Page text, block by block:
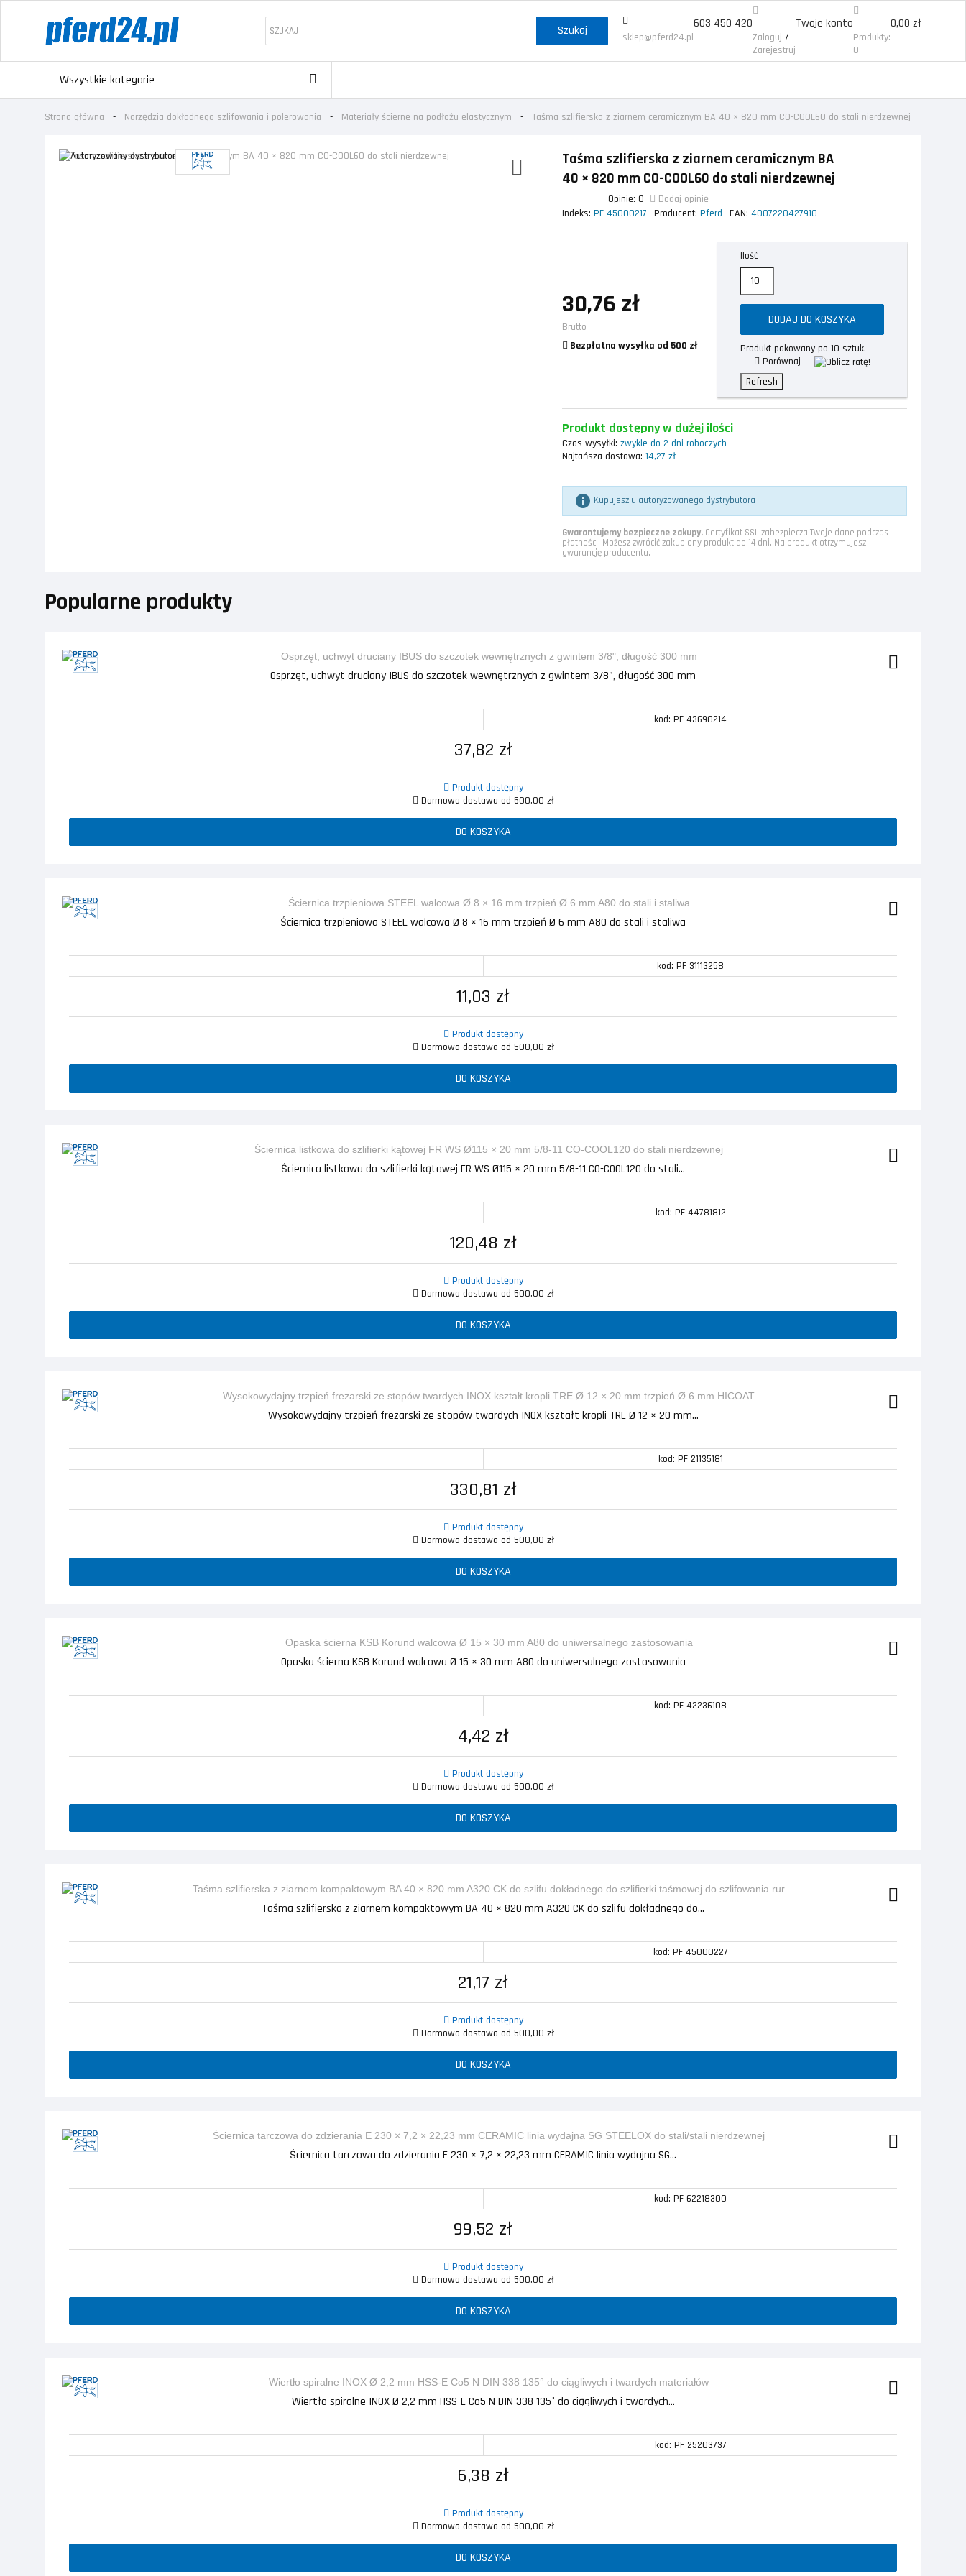
Szukaj 603 450 420
sklep@pferd24.pl
Twoje konto
Zaloguj /
Zarejestruj
0,00 zł
Produkty:
0
Wszystkie kategorie
Strona główna Narzędzia dokładnego szlifowania i polerowania Materiały ścierne na podłożu elastycznym Taśma szlifierska z ziarnem ceramicznym BA 40 × 820 mm CO-COOL60 do stali nierdzewnej
Taśma szlifierska z ziarnem ceramicznym BA
40 × 820 mm CO-COOL60 do stali nierdzewnej
Opinie: 0
Dodaj opinię
Indeks: PF 45000217 Producent: Pferd EAN: 4007220427910
30,76 zł
Brutto
Bezpłatna wysyłka od 500 zł
Ilość
DODAJ DO KOSZYKA
Produkt pakowany po 10 sztuk.
Porównaj
Produkt dostępny w dużej ilości
Czas wysyłki: zwykle do 2 dni roboczych
Najtańsza dostawa: 14,27 zł
 Kupujesz u autoryzowanego dystrybutora
Gwarantujemy bezpieczne zakupy.Certyfikat SSL zabezpiecza Twoje dane podczas
płatności. Możesz zwrócić zakupiony produkt do 14 dni. Na produkt otrzymujesz
gwarancję producenta.
Popularne produkty
Osprzęt, uchwyt druciany IBUS do szczotek wewnętrznych z gwintem 3/8", długość 300 mm
kod: PF 43690214
37,82 zł
Produkt dostępny
Darmowa dostawa od 500,00 zł
DO KOSZYKA
Ściernica trzpieniowa STEEL walcowa Ø 8 × 16 mm trzpień Ø 6 mm A80 do stali i staliwa
kod: PF 31113258
11,03 zł
Produkt dostępny
Darmowa dostawa od 500,00 zł
DO KOSZYKA
Ściernica listkowa do szlifierki kątowej FR WS Ø115 × 20 mm 5/8-11 CO-COOL120 do stali...
kod: PF 44781812
120,48 zł
Produkt dostępny
Darmowa dostawa od 500,00 zł
DO KOSZYKA
Wysokowydajny trzpień frezarski ze stopów twardych INOX kształt kropli TRE Ø 12 × 20 mm...
kod: PF 21135181
330,81 zł
Produkt dostępny
Darmowa dostawa od 500,00 zł
DO KOSZYKA
Opaska ścierna KSB Korund walcowa Ø 15 × 30 mm A80 do uniwersalnego zastosowania
kod: PF 42236108
4,42 zł
Produkt dostępny
Darmowa dostawa od 500,00 zł
DO KOSZYKA
Taśma szlifierska z ziarnem kompaktowym BA 40 × 820 mm A320 CK do szlifu dokładnego do...
kod: PF 45000227
21,17 zł
Produkt dostępny
Darmowa dostawa od 500,00 zł
DO KOSZYKA
Ściernica tarczowa do zdzierania E 230 × 7,2 × 22,23 mm CERAMIC linia wydajna SG...
kod: PF 62218300
99,52 zł
Produkt dostępny
Darmowa dostawa od 500,00 zł
DO KOSZYKA
Wiertło spiralne INOX Ø 2,2 mm HSS-E Co5 N DIN 338 135° do ciągliwych i twardych...
kod: PF 25203737
6,38 zł
Produkt dostępny
Darmowa dostawa od 500,00 zł
DO KOSZYKA